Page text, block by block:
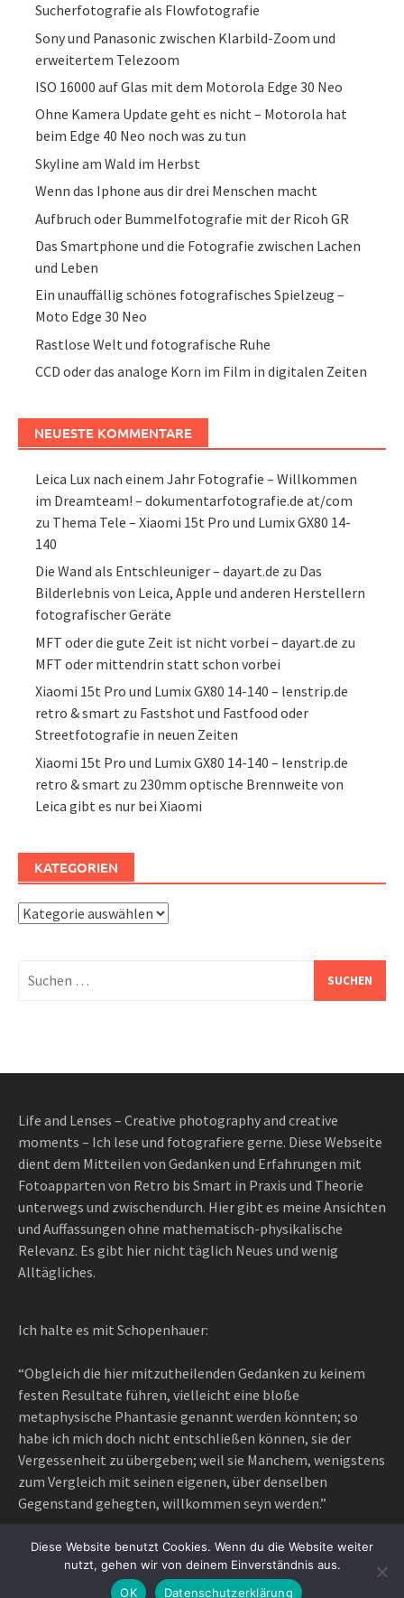
Sucherfotografie als Flowfotografie
Sony und Panasonic zwischen Klarbild-Zoom und
erweitertem Telezoom
ISO 16000 auf Glas mit dem Motorola Edge 30 Neo
Ohne Kamera Update geht es nicht – Motorola hat
beim Edge 40 Neo noch was zu tun
Skyline am Wald im Herbst
Wenn das Iphone aus dir drei Menschen macht
Aufbruch oder Bummelfotografie mit der Ricoh GR
Das Smartphone und die Fotografie zwischen Lachen
und Leben
Ein unauffällig schönes fotografisches Spielzeug –
Moto Edge 30 Neo
Rastlose Welt und fotografische Ruhe
CCD oder das analoge Korn im Film in digitalen Zeiten
NEUESTE KOMMENTARE
Leica Lux nach einem Jahr Fotografie – Willkommen
im Dreamteam! – dokumentarfotografie.de at/com
zu Thema Tele – Xiaomi 15t Pro und Lumix GX80 14-
140
Die Wand als Entschleuniger – dayart.de zu Das
Bilderlebnis von Leica, Apple und anderen Herstellern
fotografischer Geräte
MFT oder die gute Zeit ist nicht vorbei – dayart.de zu
MFT oder mittendrin statt schon vorbei
Xiaomi 15t Pro und Lumix GX80 14-140 – lenstrip.de
retro & smart zu Fastshot und Fastfood oder
Streetfotografie in neuen Zeiten
Xiaomi 15t Pro und Lumix GX80 14-140 – lenstrip.de
retro & smart zu 230mm optische Brennweite von
Leica gibt es nur bei Xiaomi
KATEGORIEN
Kategorien
nach:
Life and Lenses – Creative photography and creative
moments – Ich lese und fotografiere gerne. Diese Webseite
dient dem Mitteilen von Gedanken und Erfahrungen mit
Fotoapparten von Retro bis Smart in Praxis und Theorie
unterwegs und zwischendurch. Hier gibt es meine Ansichten
und Auffassungen ohne mathematisch-physikalische
Relevanz. Es gibt hier nicht täglich Neues und wenig
Alltägliches.
Ich halte es mit Schopenhauer:
“Obgleich die hier mitzutheilenden Gedanken zu keinem
festen Resultate führen, vielleicht eine bloße
metaphysische Phantasie genannt werden könnten; so
habe ich mich doch nicht entschließen können, sie der
Vergessenheit zu übergeben; weil sie Manchem, wenigstens
zum Vergleich mit seinen eigenen, über denselben
Gegenstand gehegten, willkommen seyn werden.”
Proudly powered by WordPress|Theme: Awaken Pro by
Diese Website benutzt Cookies. Wenn du die Website weiter
nutzt, gehen wir von deinem Einverständnis aus.
OK
Datenschutzerklärung